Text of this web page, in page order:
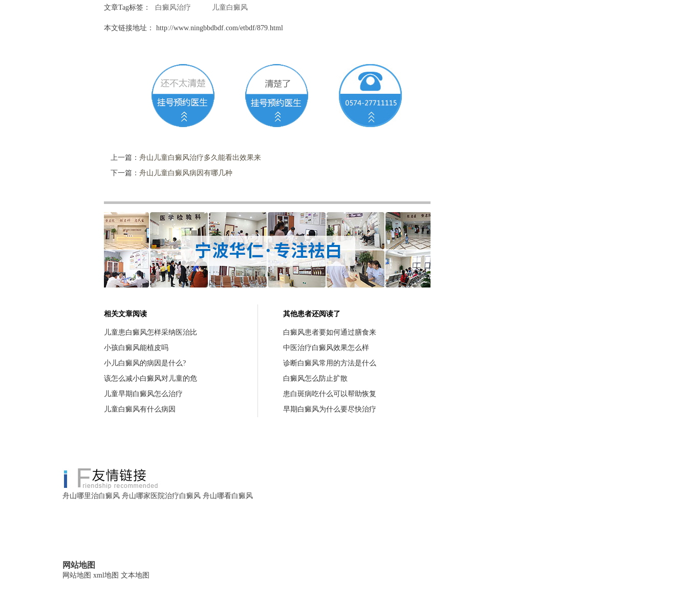
文章Tag标签： 白癜风治疗 儿童白癜风
本文链接地址： http://www.ningbbdbdf.com/etbdf/879.html
上一篇： 舟山儿童白癜风治疗多久能看出效果来
下一篇： 舟山儿童白癜风病因有哪几种
相关文章阅读
儿童患白癜风怎样采纳医治比
小孩白癜风能植皮吗
小儿白癜风的病因是什么?
该怎么减小白癜风对儿童的危
儿童早期白癜风怎么治疗
儿童白癜风有什么病因
其他患者还阅读了
白癜风患者要如何通过膳食来
中医治疗白癜风效果怎么样
诊断白癜风常用的方法是什么
白癜风怎么防止扩散
患白斑病吃什么可以帮助恢复
早期白癜风为什么要尽快治疗
舟山哪里治白癜风 舟山哪家医院治疗白癜风 舟山哪看白癜风
网站地图
网站地图 xml地图 文本地图